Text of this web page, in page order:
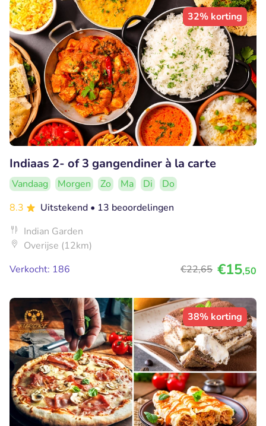
32% korting
Indiaas 2- of 3 gangendiner à la carte
Vandaag Morgen Zo Ma Di
Do
8.3
Uitstekend • 13 beoordelingen
Indian Garden
Overijse (12km)
Verkocht: 186
€22,65 €15,50
38% korting